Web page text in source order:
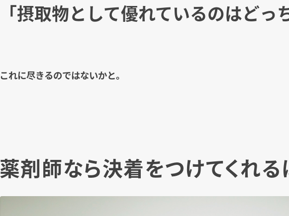
「摂取物として優れているのはどっ
これに尽きるのではないかと。
薬剤師なら決着をつけてくれる